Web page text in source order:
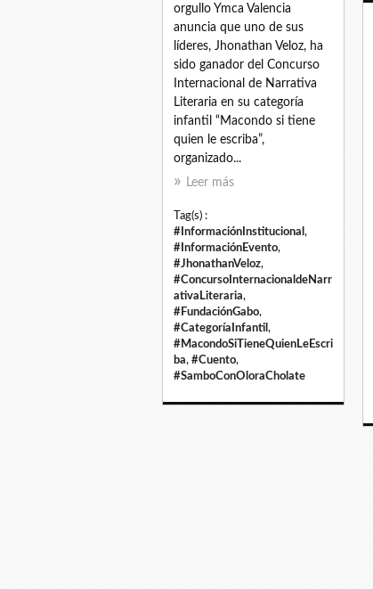
orgullo Ymca Valencia
anuncia que uno de sus
líderes, Jhonathan Veloz, ha
sido ganador del Concurso
Internacional de Narrativa
Literaria en su categoría
infantil “Macondo si tiene
quien le escriba”,
organizado...
Leer más
Tag(s) :
#InformaciónInstitucional ,
#InformaciónEvento,
#JhonathanVeloz,
#ConcursoInternacionaldeNarr
ativaLiteraria,
#FundaciónGabo,
#CategoríaInfantil ,
#MacondoSiTieneQuienLeEscri
ba, #Cuento,
#SamboConOloraCholate